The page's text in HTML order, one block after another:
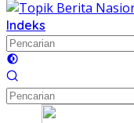
Indeks